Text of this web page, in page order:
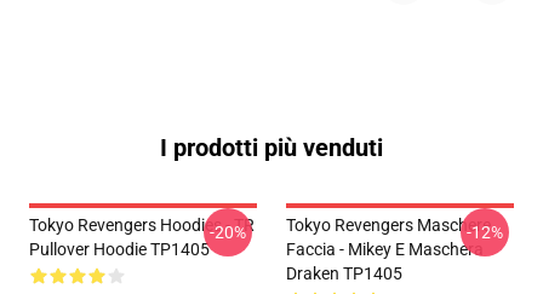
I prodotti più venduti
Tokyo Revengers Hoodies - TR
Pullover Hoodie TP1405
-20%
Tokyo Revengers Maschere
Faccia - Mikey E Maschera
Draken TP1405
-12%